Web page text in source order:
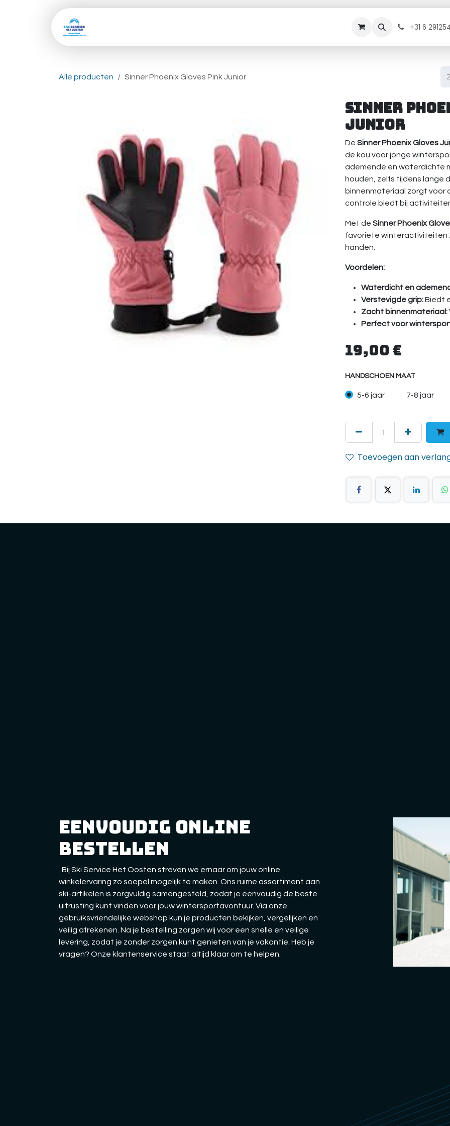
Overslaan naar inhoud
Diensten Contact
+31 6
Alle producten Sinner Phoenix Gloves Pink Junior
Sinner
Junior
De Sinner Phoenix Gloves
de kou voor jonge
ademende en waterdichte
houden, zelfs tijdens lange
binnenmateriaal zorgt voor
controle biedt bij
Met de Sinner Phoenix
favoriete winteractiviteiten
handen.
Voordelen:
Waterdicht en
Verstevigde grip:Biedt
Zacht binnenmateriaal:
Perfect voor
19,00 €
HANDSCHOEN MAAT
5-6 jaar 7-8 jaar
Toevoegen aan
eenvoudig online
bestellen
Bij Ski Service Het Oosten streven we ernaar om jouw online
winkelervaring zo soepel mogelijk te maken. Ons ruime assortiment aan
ski-artikelen is zorgvuldig samengesteld, zodat je eenvoudig de beste
uitrusting kunt vinden voor jouw wintersportavontuur. Via onze
gebruiksvriendelijke webshop kun je producten bekijken, vergelijken en
veilig afrekenen. Na je bestelling zorgen wij voor een snelle en veilige
levering, zodat je zonder zorgen kunt genieten van je vakantie. Heb je
vragen? Onze klantenservice staat altijd klaar om te helpen.